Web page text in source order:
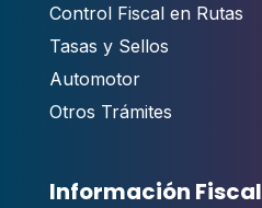
Control Fiscal en Rutas
Tasas y Sellos
Automotor
Otros Trámites
Información Fiscal